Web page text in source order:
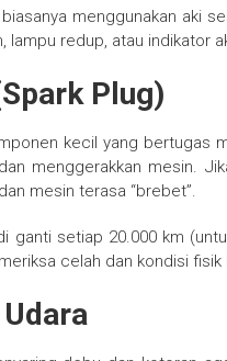
menggunakan aki
lampu redup, atau indikator
Plug)
kecil yang bertugas
menggerakkan mesin.
mesin terasa “brebet”.
ganti setiap 20.000 km
celah dan kondisi